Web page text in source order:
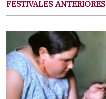
FESTIVALES ANTERIORES